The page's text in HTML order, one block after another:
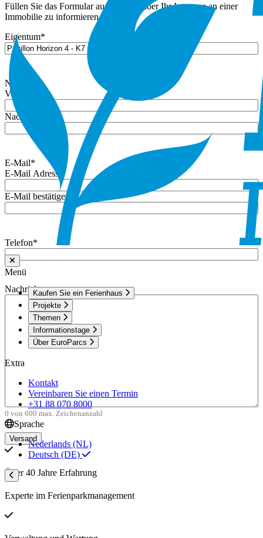
Menü
Kaufen Sie ein Ferienhaus
Projekte
Themen
Informationstage
Über EuroParcs
Extra
Kontakt
Vereinbaren Sie einen Termin
+31 88 070 8000
Sprache
Nederlands (NL)
Deutsch (DE)
Füllen Sie das Formular aus, um uns über Ihr Interesse an einer
Immobilie zu informieren.
Eigentum*
Name
Vorname
Nachname
E-Mail*
E-Mail Adresse
E-Mail bestätigen
Telefon*
Nachricht
0 von 600 max. Zeichenanzahl
Über 40 Jahre Erfahrung
Experte im Ferienparkmanagement